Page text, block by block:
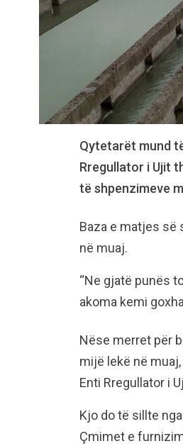
Qytetarët mund
Rregullator i Ujit
të shpenzimeve
Baza e matjes së
në muaj.
“Ne gjatë punës
akoma kemi
Nëse merret për
mijë lekë në
Enti Rregullator i
Kjo do të sillte
Çmimet e